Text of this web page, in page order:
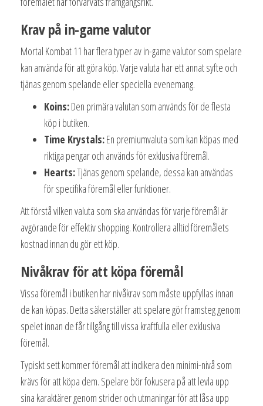
Krav på in-game valutor
Mortal Kombat 11 har flera typer av in-game valutor som spelare
kan använda för att göra köp. Varje valuta har ett annat syfte och
tjänas genom spelande eller speciella evenemang.
Koins:Den primära valutan som används för de flesta
köp i butiken.
Time Krystals:En premiumvaluta som kan köpas med
riktiga pengar och används för exklusiva föremål.
Hearts:Tjänas genom spelande, dessa kan användas
för specifika föremål eller funktioner.
Att förstå vilken valuta som ska användas för varje föremål är
avgörande för effektiv shopping. Kontrollera alltid föremålets
kostnad innan du gör ett köp.
Nivåkrav för att köpa föremål
Vissa föremål i butiken har nivåkrav som måste uppfyllas innan
de kan köpas. Detta säkerställer att spelare gör framsteg genom
spelet innan de får tillgång till vissa kraftfulla eller exklusiva
föremål.
Typiskt sett kommer föremål att indikera den minimi-nivå som
krävs för att köpa dem. Spelare bör fokusera på att levla upp
sina karaktärer genom strider och utmaningar för att låsa upp